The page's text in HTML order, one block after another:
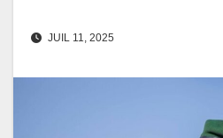
JUIL 11, 2025